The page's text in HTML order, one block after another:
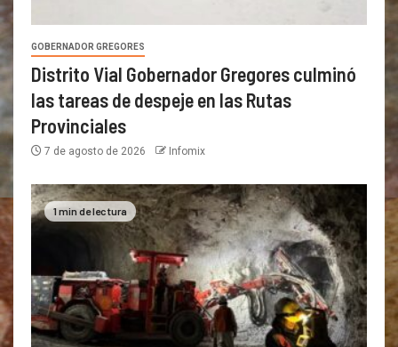
GOBERNADOR GREGORES
Distrito Vial Gobernador Gregores culminó
las tareas de despeje en las Rutas
Provinciales
7 de agosto de 2026 Infomix
1 min de lectura